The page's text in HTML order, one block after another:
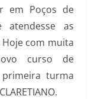
em Poços de
atendesse as
Hoje com muita
curso de
turma